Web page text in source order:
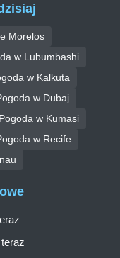
Morelos
w Lubumbashi
w Kalkuta
w Dubaj
w Kumasi
w Recife